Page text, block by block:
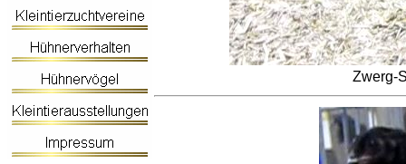
Zwerg-